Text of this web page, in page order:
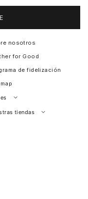
nosotros
for Good
de fidelización
tiendas